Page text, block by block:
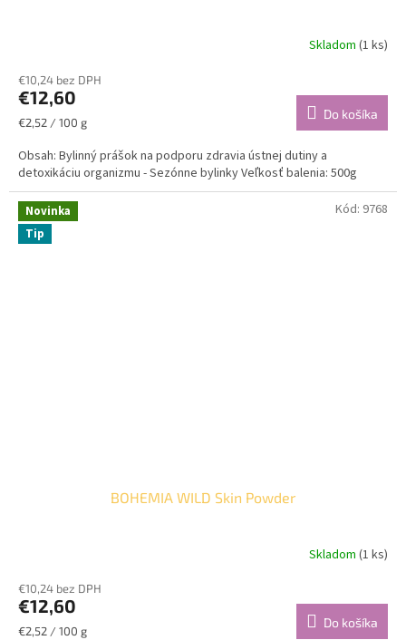
Skladom (1 ks)
€10,24 bez DPH
€12,60
Jednotková
€2,52 / 100 g
Do košíka
Obsah: Bylinný prášok na podporu zdravia ústnej dutiny a
detoxikáciu organizmu - Sezónne bylinky Veľkosť balenia: 500g
Novinka
Tip
BOHEMIA WILD Skin Powder
Skladom (1 ks)
€10,24 bez DPH
€12,60
Jednotková
€2,52 / 100 g
Do košíka
Kód: 9768